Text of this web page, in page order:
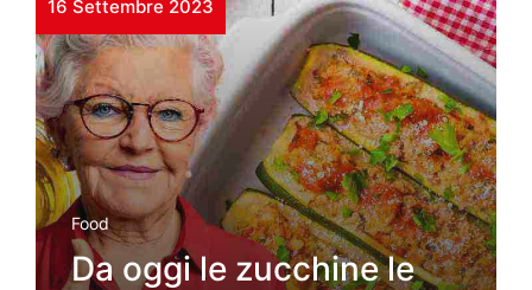
16 Settembre 2023
Food
Da oggi le zucchine le